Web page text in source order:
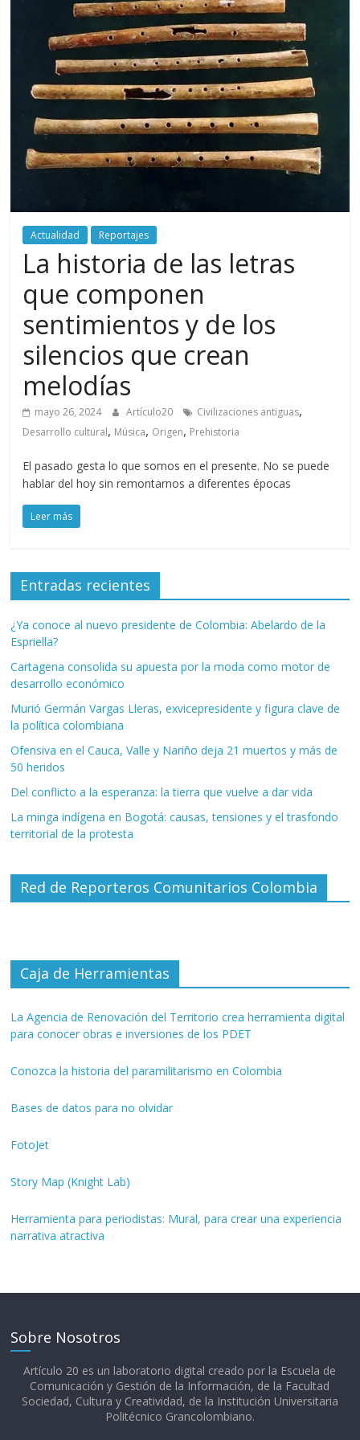
periodismo
Politécnico
Grancolombiano
Actualidad Reportajes
La historia de las letras
que componen
sentimientos y de los
silencios que crean
melodías
mayo 26, 2024 Artículo20 Civilizaciones antiguas,
Desarrollo cultural, Música, Origen, Prehistoria
El pasado gesta lo que somos en el presente. No se puede
hablar del hoy sin remontarnos a diferentes épocas
Leer más
Entradas recientes
¿Ya conoce al nuevo presidente de Colombia: Abelardo de la
Espriella?
Cartagena consolida su apuesta por la moda como motor de
desarrollo económico
Murió Germán Vargas Lleras, exvicepresidente y figura clave de
la política colombiana
Ofensiva en el Cauca, Valle y Nariño deja 21 muertos y más de
50 heridos
Del conflicto a la esperanza: la tierra que vuelve a dar vida
La minga indígena en Bogotá: causas, tensiones y el trasfondo
territorial de la protesta
Red de Reporteros Comunitarios Colombia
Caja de Herramientas
La Agencia de Renovación del Territorio crea herramienta digital
para conocer obras e inversiones de los PDET
Conozca la historia del paramilitarismo en Colombia
Bases de datos para no olvidar
FotoJet
Story Map (Knight Lab)
Herramienta para periodistas: Mural, para crear una experiencia
narrativa atractiva
Sobre Nosotros
Artículo 20 es un laboratorio digital creado por la Escuela de
Comunicación y Gestión de la Información, de la Facultad
Sociedad, Cultura y Creatividad, de la Institución Universitaria
Politécnico Grancolombiano.​